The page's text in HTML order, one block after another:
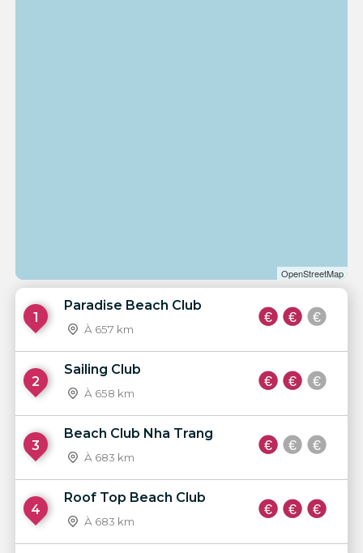
OpenStreetMap
1
Paradise Beach Club
À 657 km
2
Sailing Club
À 658 km
3
Beach Club Nha Trang
À 683 km
4
Roof Top Beach Club
À 683 km